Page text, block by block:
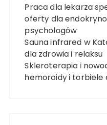
Praca dla lekarza
oferty dla
psychologów
Sauna infrared w
dla zdrowia i relaksu
Skleroterapia i
hemoroidy i torbiele